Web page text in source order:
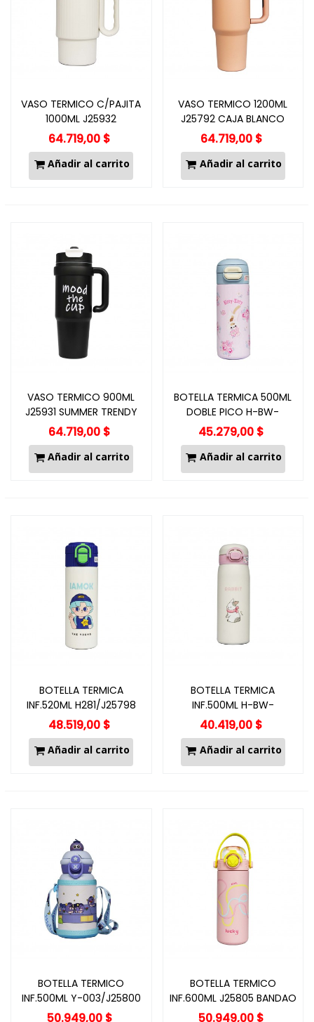
VASO TERMICO C/PAJITA
1000ML J25932
64.719,00 $
Añadir al carrito
VASO TERMICO 1200ML
J25792 CAJA BLANCO
64.719,00 $
Añadir al carrito
VASO TERMICO 900ML
J25931 SUMMER TRENDY
64.719,00 $
Añadir al carrito
BOTELLA TERMICA 500ML
DOBLE PICO H-BW-
1451/J25797
45.279,00 $
Añadir al carrito
BOTELLA TERMICA
INF.520ML H281/J25798
48.519,00 $
Añadir al carrito
BOTELLA TERMICA
INF.500ML H-BW-
1447/J25799
40.419,00 $
Añadir al carrito
BOTELLA TERMICO
INF.500ML Y-003/J25800
50.949,00 $
BOTELLA TERMICO
INF.600ML J25805 BANDAO
THI-8610
50.949,00 $